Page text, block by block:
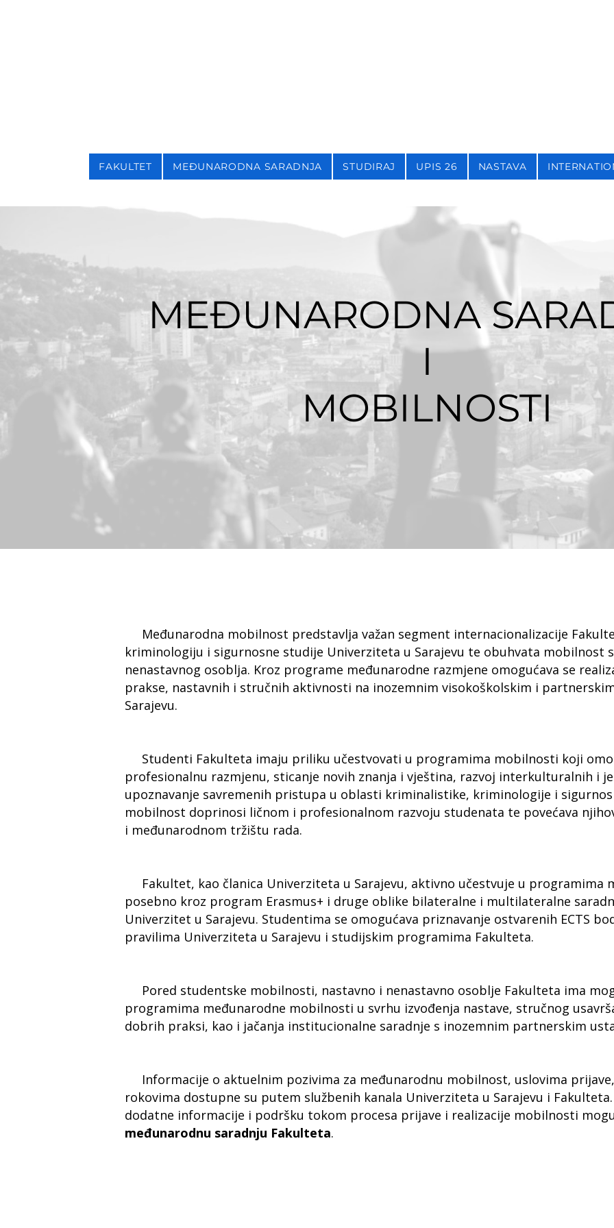
FAKULTET MEĐUNARODNA SARADNJA STUDIRAJ UPIS 26 NASTAVA
MEĐUNARODNA
I
MOBILNOSTI
Međunarodna mobilnost predstavlja važan segment internacionalizacije
kriminologiju i sigurnosne studije Univerziteta u Sarajevu te obuhvata mobilnost
nenastavnog osoblja. Kroz programe međunarodne razmjene omogućava se
prakse, nastavnih i stručnih aktivnosti na inozemnim visokoškolskim i
Sarajevu.
Studenti Fakulteta imaju priliku učestvovati u programima mobilnosti koji
profesionalnu razmjenu, sticanje novih znanja i vještina, razvoj interkulturalnih i
upoznavanje savremenih pristupa u oblasti kriminalistike, kriminologije i
mobilnost doprinosi ličnom i profesionalnom razvoju studenata te povećava
i međunarodnom tržištu rada.
Fakultet, kao članica Univerziteta u Sarajevu, aktivno učestvuje u programima
posebno kroz program Erasmus+ i druge oblike bilateralne i multilateralne
Univerzitet u Sarajevu. Studentima se omogućava priznavanje ostvarenih ECTS
pravilima Univerziteta u Sarajevu i studijskim programima Fakulteta.
Pored studentske mobilnosti, nastavno i nenastavno osoblje Fakulteta ima
programima međunarodne mobilnosti u svrhu izvođenja nastave, stručnog
dobrih praksi, kao i jačanja institucionalne saradnje s inozemnim partnerskim
Informacije o aktuelnim pozivima za međunarodnu mobilnost, uslovima
rokovima dostupne su putem službenih kanala Univerziteta u Sarajevu i
dodatne informacije i podršku tokom procesa prijave i realizacije mobilnosti
međunarodnu saradnju Fakulteta.